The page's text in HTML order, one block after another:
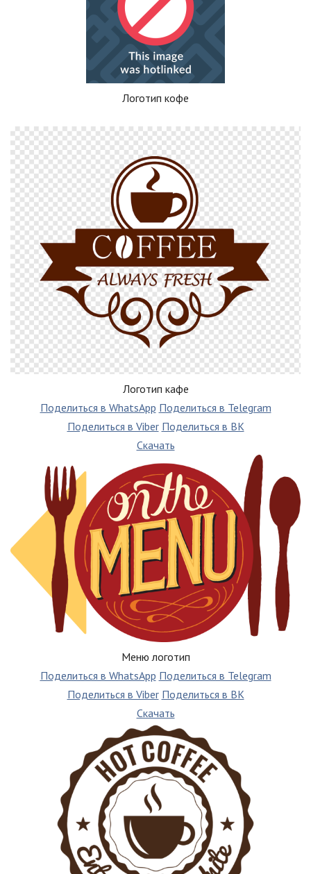
Логотип кофе
Логотип кафе
Поделиться в WhatsApp Поделиться в Telegram
Поделиться в Viber Поделиться в ВК
Скачать
Меню логотип
Поделиться в WhatsApp Поделиться в Telegram
Поделиться в Viber Поделиться в ВК
Скачать